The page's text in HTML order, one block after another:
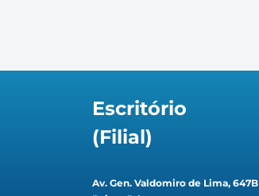
Escritório
(Filial)
Av. Gen. Valdomiro de Lima, 647B